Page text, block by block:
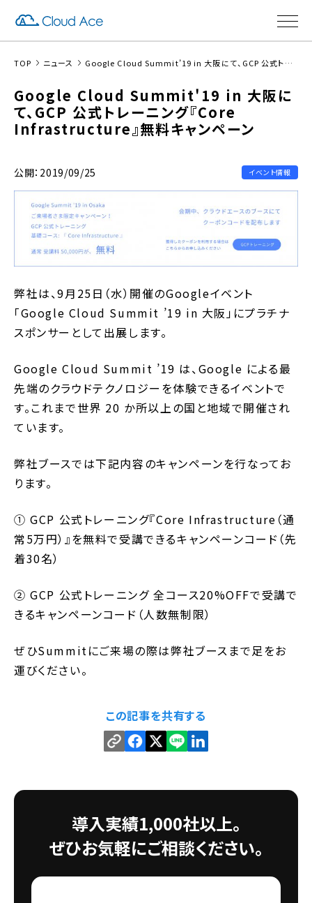
TOP ニュース Google Cloud Summit’19 in 大阪にて、GCP 公式トレーニング『Core Infrastructure』無料キャンペーン
Google Cloud Summit'19 in 大阪に
て、GCP 公式トレーニング『Core
Infrastructure』無料キャンペーン
公開：2019/09/25 イベント情報
弊社は、9月25日（水）開催のGoogleイベント
「Google Cloud Summit ’19 in 大阪」にプラチナ
スポンサーとして出展します。
Google Cloud Summit ’19 は、Google による最
先端のクラウドテクノロジーを体験できるイベントで
す。これまで世界 20 か所以上の国と地域で開催され
ています。
弊社ブースでは下記内容のキャンペーンを行なってお
ります。
① GCP 公式トレーニング『Core Infrastructure（通
常5万円）』を無料で受講できるキャンペーンコード（先
着30名）
② GCP 公式トレーニング 全コース20%OFFで受講で
きるキャンペーンコード（人数無制限）
ぜひSummitにご来場の際は弊社ブースまで足をお
運びください。
この記事を共有する
導入実績1,000社以上。
ぜひお気軽にご相談ください。